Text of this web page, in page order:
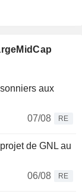
aux
07/08
RE
de GNL au
06/08
RE